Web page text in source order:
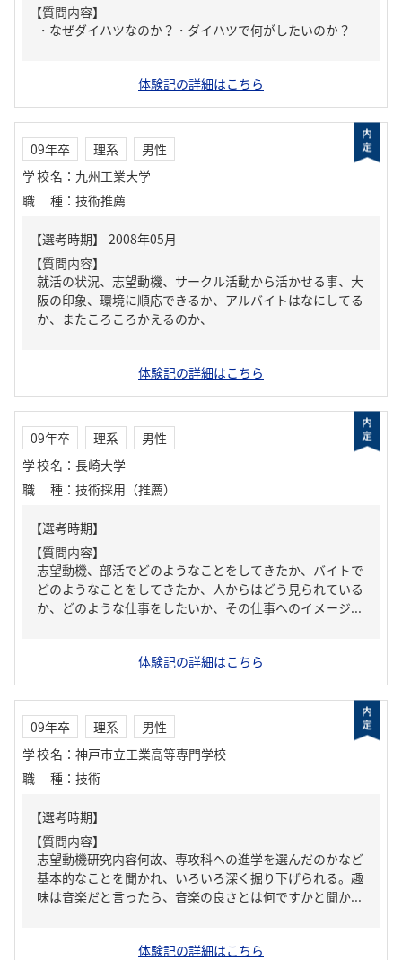
【質問内容】
・なぜダイハツなのか？・ダイハツで何がしたいのか？
体験記の詳細はこちら
09年卒 理系
男性
学校名 ： 九州工業大学
職種 ： 技術推薦
【質問内容】
就活の状況、志望動機、サークル活動から活かせる事、大
阪の印象、環境に順応できるか、アルバイトはなにしてる
か、またころころかえるのか、
体験記の詳細はこちら
09年卒 理系
男性
学校名 ： 長崎大学
職種 ： 技術採用（推薦）
【質問内容】
志望動機、部活でどのようなことをしてきたか、バイトで
どのようなことをしてきたか、人からはどう見られている
か、どのような仕事をしたいか、その仕事へのイメージ...
体験記の詳細はこちら
09年卒 理系
男性
学校名 ： 神戸市立工業高等専門学校
職種 ： 技術
【質問内容】
志望動機研究内容何故、専攻科への進学を選んだのかなど
基本的なことを聞かれ、いろいろ深く掘り下げられる。趣
味は音楽だと言ったら、音楽の良さとは何ですかと聞か...
体験記の詳細はこちら